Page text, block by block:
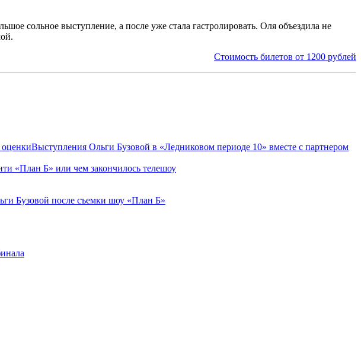
сольное выступление, а после уже стала гастролировать. Оля объездила не
Стоимость билетов от 1200 рублей
Выступления Ольги Бузовой в «Ледниковом периоде 10» вместе с партнером
«План Б» или чем закончилось телешоу
Бузовой после съемки шоу «План Б»